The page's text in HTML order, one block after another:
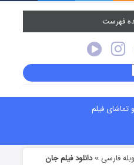
فهرست
تماشای فیلم
فارسی »دانلود فیلم جان